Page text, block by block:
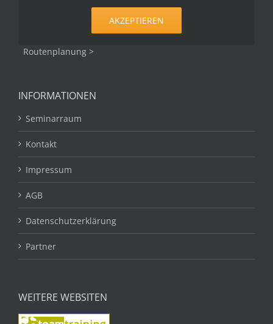
AKZEPTIEREN
Routenplanung >
INFORMATIONEN
Seminarraum
Kontakt
Impressum
AGB
Datenschutzerklärung
Partner
WEITERE WEBSITEN